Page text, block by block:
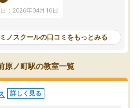
く、自学自習の習
走してくれるの
近く、親身なコー
停滞期もモチベー
した。「やらされ
のための勉強」へ
、目標校への合
：2026年04月16日
の仕方をコーチングして
ルなので、家での学習習
身につきました。結果と
た英語の偏差値が10以上
していた公立高校に無事
た。自分から学ぶ姿勢を
ノスクールの口コミをもっとみる
原ノ町駅の教室一覧
詳しく見る